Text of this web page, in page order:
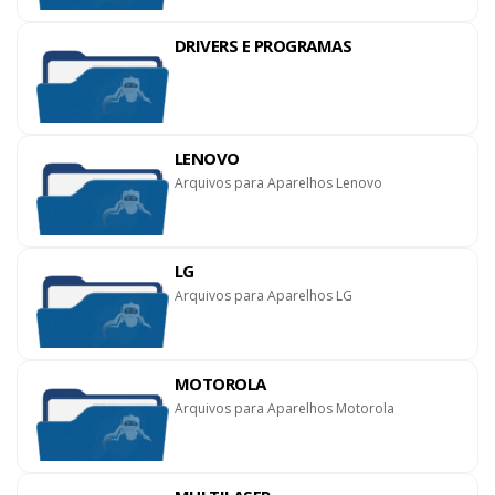
DRIVERS E PROGRAMAS
LENOVO
Arquivos para Aparelhos Lenovo
LG
Arquivos para Aparelhos LG
MOTOROLA
Arquivos para Aparelhos Motorola